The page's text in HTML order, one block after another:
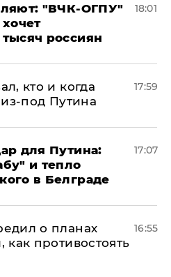
"ВЧК-ОГПУ"
россиян
18:01
кто и когда
из-под Путина
17:59
для Путина:
и тепло
в Белграде
17:07
о планах
противостоять
16:55